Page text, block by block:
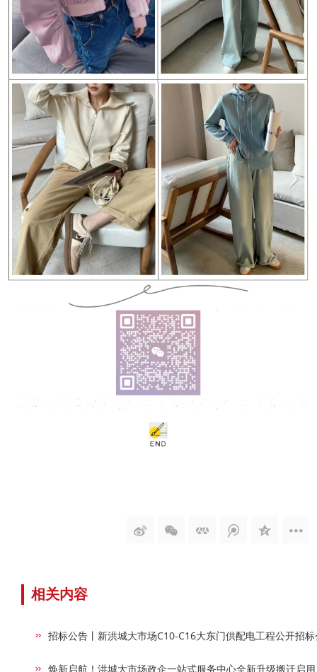
相关内容
招标公告丨新洪城大市场C10-C16大东门供配电工程公开招
焕新启航！洪城大市场政企一站式服务中心全新升级搬迁启用